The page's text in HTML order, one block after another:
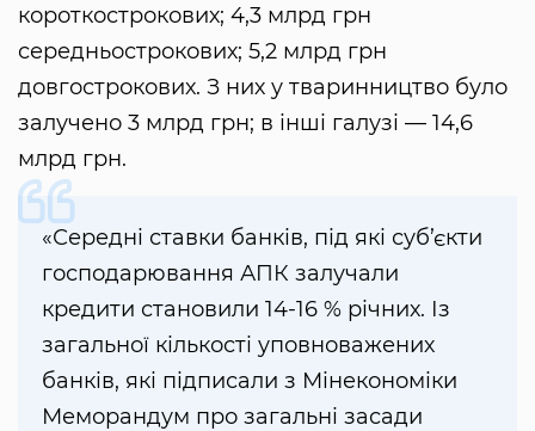
короткострокових; 4,3 млрд грн
середньострокових; 5,2 млрд грн
довгострокових. З них у тваринництво було
залучено 3 млрд грн; в інші галузі — 14,6
млрд грн.
«Середні ставки банків, під які суб’єкти
господарювання АПК залучали
кредити становили 14-16 % річних. Із
загальної кількості уповноважених
банків, які підписали з Мінекономіки
Меморандум про загальні засади